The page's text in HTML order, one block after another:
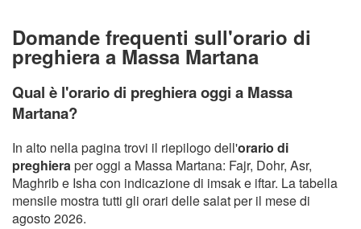
Domande frequenti sull'orario di
preghiera a Massa Martana
Qual è l'orario di preghiera oggi a Massa
Martana?
In alto nella pagina trovi il riepilogo dell'orario di
preghieraper oggi a Massa Martana: Fajr, Dohr, Asr,
Maghrib e Isha con indicazione di imsak e iftar. La tabella
mensile mostra tutti gli orari delle salat per il mese di
agosto 2026.